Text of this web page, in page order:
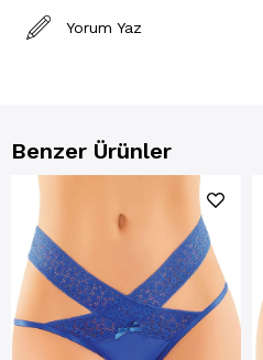
Yorum Yaz
Benzer Ürünler